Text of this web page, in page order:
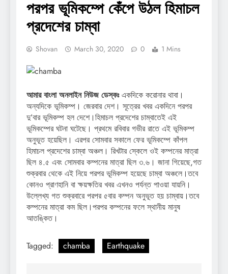
পরপর ভূমিকম্পে কেঁপে উঠল হিমাচল
প্রদেশের চাম্বা
Shovan March 30, 2020 0 1 Mins
আমার বাংলা অনলাইন নিউজ ডেস্কঃএকদিকে করোনার থাবা।
অন্যদিকে ভূমিকম্প। জেরবার দেশ। সূত্রের খবর একদিনে পরপর
দু’বার ভূমিকম্প হল দেশে।হিমাচল প্রদেশের চাম্বাতেই এই
ভূমিকম্পের ঘটনা ঘটেছে। প্রথমে রবিবার গভীর রাতে এই ভূমিকম্প
অনুভূত হয়েছিল। এরপর সোমবার সকালে ফের ভূমিকম্পে কাঁপল
হিমাচল প্রদেশের চাম্বা অঞ্চল। রিখটার স্কেলে ওই কম্পনের মাত্রা
ছিল ৪.৫ এবং সোমবার কম্পনের মাত্রা ছিল ৩.৬। জানা গিয়েছে,গত
শুক্রবার থেকে এই নিয়ে পরপর ভূমিকম্প হয়েছে চাম্বা অঞ্চলে।তবে
কোনও প্রাণহানি বা ক্ষয়ক্ষতির খবর এখনও পর্যন্ত পাওয়া যায়নি।
উল্লেখ্য গত শুক্রবারে পরপর ৫বার কম্পন অনুভূত হয় চাম্বায়।তবে
কম্পনের মাত্রা কম ছিল।পরপর কম্পনের ফলে স্থানীয় মানুষ
আতঙ্কিত।
Tagged: chamba Earthquake